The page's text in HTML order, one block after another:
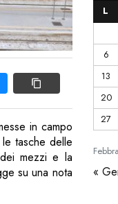
in campo
tasche delle
dei mezzi e la
su una nota
L
6
13
20
27
«